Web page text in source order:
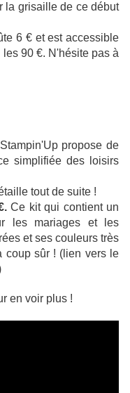
la grisaille de ce début
6 € et est accessible
90 €. N'hésite pas à
propose de
simplifiée des loisirs
tout de suite !
Ce kit qui contient un
les mariages et les
et ses couleurs très
coup sûr ! (lien vers le
en voir plus !